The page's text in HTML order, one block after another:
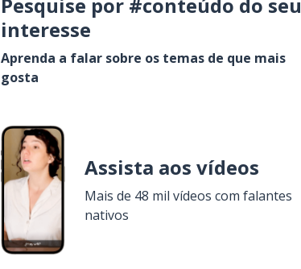
interesse
Aprenda a falar sobre os temas de que mais
gosta
Assista aos vídeos
Mais de 48 mil vídeos com falantes
nativos